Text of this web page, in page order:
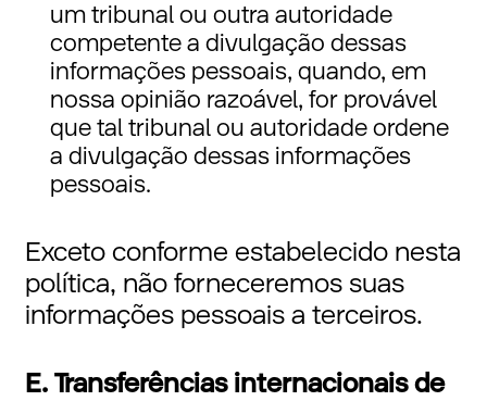
um tribunal ou outra autoridade
competente a divulgação dessas
informações pessoais, quando, em
nossa opinião razoável, for provável
que tal tribunal ou autoridade ordene
a divulgação dessas informações
pessoais.
Exceto conforme estabelecido nesta
política, não forneceremos suas
informações pessoais a terceiros.
E. Transferências internacionais de